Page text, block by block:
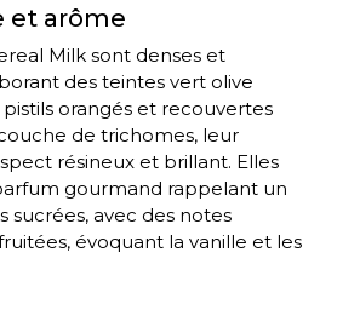
et arôme
Milk sont denses et
des teintes vert olive
orangés et recouvertes
de trichomes, leur
résineux et brillant. Elles
gourmand rappelant un
sucrées, avec des notes
évoquant la vanille et les